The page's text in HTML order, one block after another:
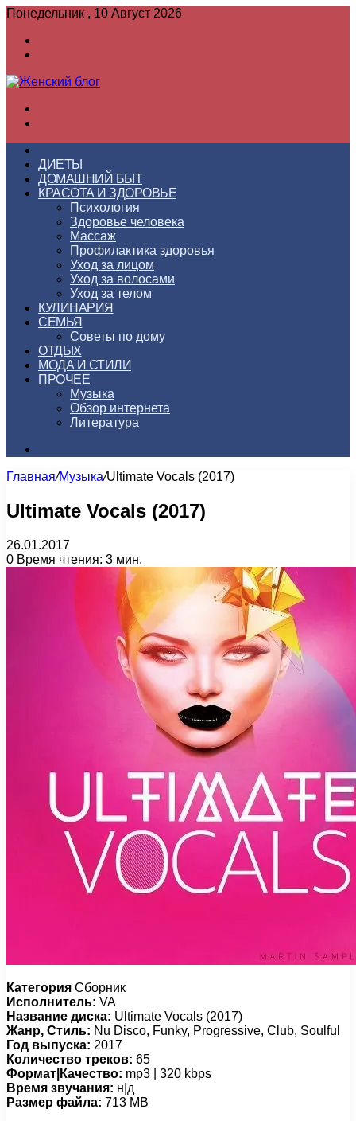
Понедельник , 10 Август 2026
ДИЕТЫ
ДОМАШНИЙ БЫТ
КРАСОТА И ЗДОРОВЬЕ
Психология
Здоровье человека
Массаж
Профилактика здоровья
Уход за лицом
Уход за волосами
Уход за телом
КУЛИНАРИЯ
СЕМЬЯ
Советы по дому
ОТДЫХ
МОДА И СТИЛИ
ПРОЧЕЕ
Музыка
Обзор интернета
Литература
Главная/Музыка/Ultimate Vocals (2017)
Ultimate Vocals (2017)
26.01.2017
0 Время чтения: 3 мин.
Категория Сборник
Исполнитель: VA
Название диска: Ultimate Vocals (2017)
Жанр, Стиль: Nu Disco, Funky, Progressive, Club, Soulful
Год выпуска: 2017
Количество треков: 65
Формат|Качество: mp3 | 320 kbps
Время звучания: н|д
Размер файла: 713 MB